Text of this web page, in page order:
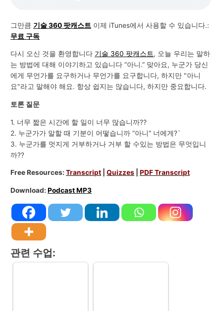
그만큼 기술 360 팟캐스트 이제 iTunes에서 사용할 수 있습니다.:
무료 구독
다시 오신 것을 환영합니다 기술 360 팟캐스트, 오늘 우리는 말하
는 방법에 대해 이야기하고 있습니다 “아니.” 맞아요, 누군가 당신
에게 무언가를 요구하거나 무언가를 요구합니다, 하지만 "아니
요"라고 말해야 해요. 항상 쉽지는 않습니다, 하지만 중요합니다.
토론 질문
1. 너무 짧은 시간에 할 일이 너무 많습니까??
2. 누군가가 말할 때 기분이 어떻습니까 “아니” 너에게?`
3. 누군가를 멋지게 거부하거나 거부 할 수있는 방법은 무엇입니
까??
Free Resources:Transcript |Quizzes |PDF Transcript
Download:Podcast MP3
관련 수업: